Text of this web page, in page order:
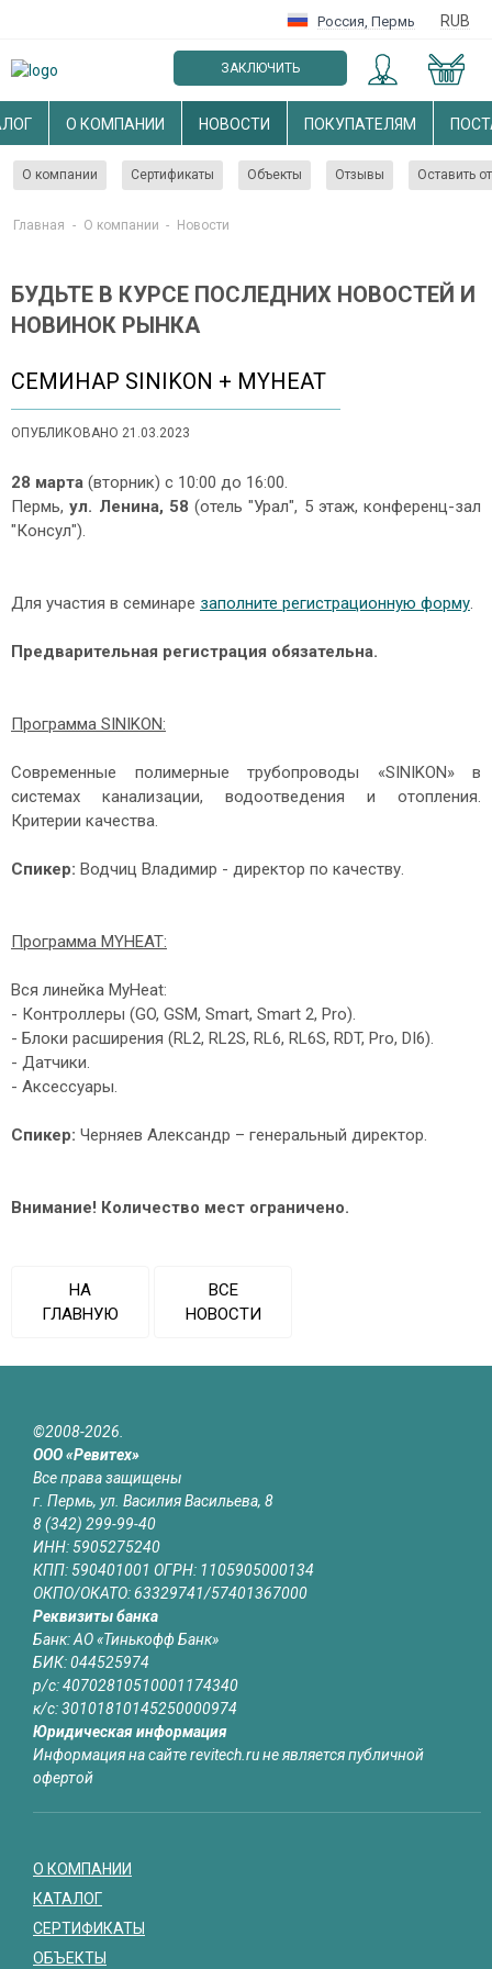
Россия, Пермь RUB
ЗАКЛЮЧИТЬ
ОПТОВЫЙ ДОГОВОР
О КОМПАНИИ НОВОСТИ ПОКУПАТЕЛЯМ
О компании Сертификаты Объекты Отзывы Оставить
Главная - О компании - Новости
БУДЬТЕ В КУРСЕ ПОСЛЕДНИХ НОВОСТЕЙ И
НОВИНОК РЫНКА
CЕМИНАР SINIKON + MYHEAT
ОПУБЛИКОВАНО 21.03.2023
28 марта (вторник) с 10:00 до 16:00.
Пермь,ул. Ленина, 58 (отель "Урал", 5 этаж, конференц-зал
"Консул").
Для участия в семинаре заполните регистрационную форму.
Предварительная регистрация обязательна.
Программа SINIKON:
Современные полимерные трубопроводы «SINIKON» в
системах канализации, водоотведения и отопления.
Критерии качества.
Спикер: Водчиц Владимир - директор по качеству.
Программа MYHEAT:
Вся линейка MyHeat:
- Контроллеры (GO, GSM, Smart, Smart 2, Pro).
- Блоки расширения (RL2, RL2S, RL6, RL6S, RDT, Pro, DI6).
- Датчики.
- Аксессуары.
Спикер: Черняев Александр – генеральный директор.
Внимание! Количество мест ограничено.
НА
ГЛАВНУЮ
ВСЕ
НОВОСТИ
©2008-2026.
ООО «Ревитех»
Все права защищены
г. Пермь, ул. Василия Васильева, 8
8 (342) 299-99-40
ИНН: 5905275240
КПП: 590401001 ОГРН: 1105905000134
ОКПО/ОКАТО: 63329741/57401367000
Реквизиты банка
Банк: АО «Тинькофф Банк»
БИК: 044525974
р/с: 40702810510001174340
к/с: 30101810145250000974
Юридическая информация
Информация на сайте revitech.ru не является публичной
офертой
О КОМПАНИИ
КАТАЛОГ
СЕРТИФИКАТЫ
ОБЪЕКТЫ